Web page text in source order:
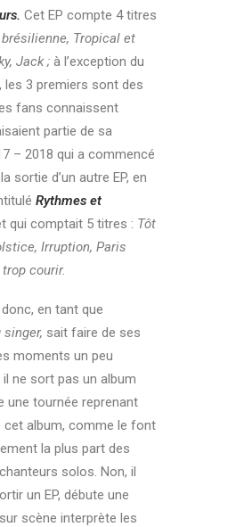
Cet EP compte 4 titres
brésilienne, Tropical et
Jack ; à l’exception du
les 3 premiers sont des
fans connaissent
partie de sa
– 2018 qui a commencé
sortie d’un autre EP, en
Rythmes et
qui comptait 5 titres : Tôt
Irruption, Paris
courir.
donc, en tant que
singer, sait faire de ses
moments un peu
ne sort pas un album
une tournée reprenant
cet album, comme le font
la plus part des
solos. Non, il
un EP, débute une
scène interprète les